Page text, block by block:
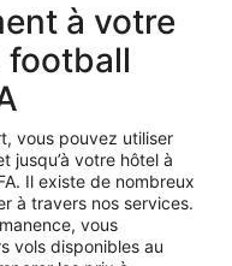
à votre
football
vous pouvez utiliser
jusqu’à votre hôtel à
Il existe de nombreux
à travers nos services.
vous
vols disponibles au